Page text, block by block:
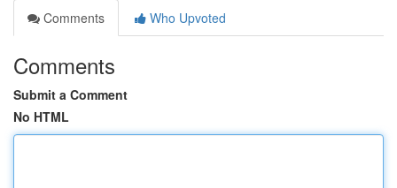
Comments
Who Upvoted
Comments
Submit a Comment
No HTML